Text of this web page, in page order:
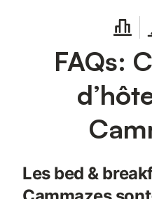
FAQs:
Les bed &